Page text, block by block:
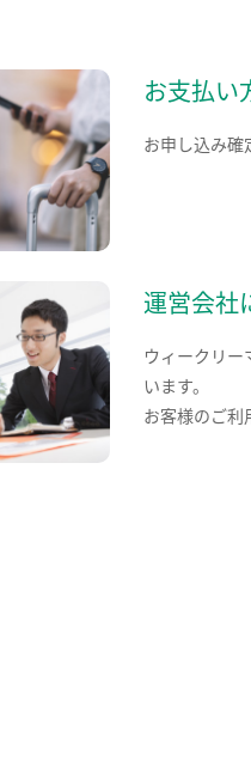
お支払い
お申し込み確
運営会社
ウィークリ
います。
お客様のご利